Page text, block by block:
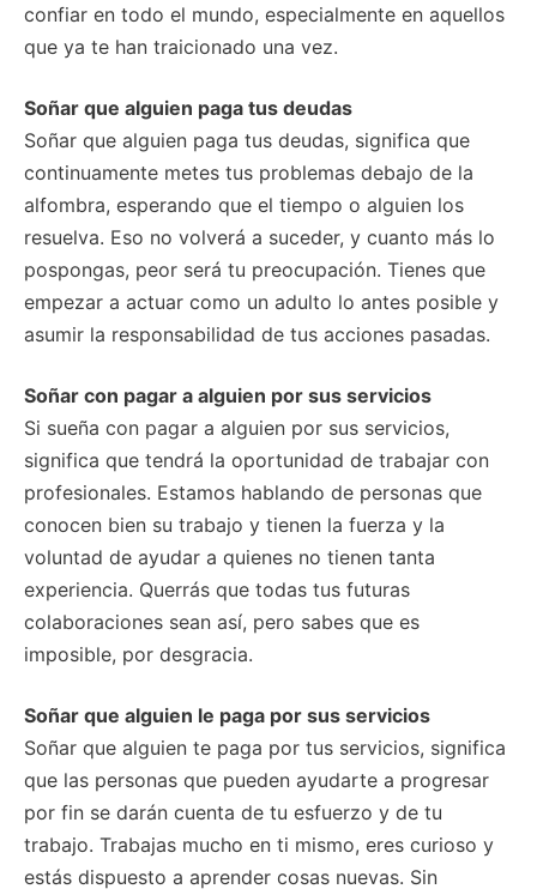
confiar en todo el mundo, especialmente en aquellos
que ya te han traicionado una vez.
Soñar que alguien paga tus deudas
Soñar que alguien paga tus deudas, significa que
continuamente metes tus problemas debajo de la
alfombra, esperando que el tiempo o alguien los
resuelva. Eso no volverá a suceder, y cuanto más lo
pospongas, peor será tu preocupación. Tienes que
empezar a actuar como un adulto lo antes posible y
asumir la responsabilidad de tus acciones pasadas.
Soñar con pagar a alguien por sus servicios
Si sueña con pagar a alguien por sus servicios,
significa que tendrá la oportunidad de trabajar con
profesionales. Estamos hablando de personas que
conocen bien su trabajo y tienen la fuerza y la
voluntad de ayudar a quienes no tienen tanta
experiencia. Querrás que todas tus futuras
colaboraciones sean así, pero sabes que es
imposible, por desgracia.
Soñar que alguien le paga por sus servicios
Soñar que alguien te paga por tus servicios, significa
que las personas que pueden ayudarte a progresar
por fin se darán cuenta de tu esfuerzo y de tu
trabajo. Trabajas mucho en ti mismo, eres curioso y
estás dispuesto a aprender cosas nuevas. Sin